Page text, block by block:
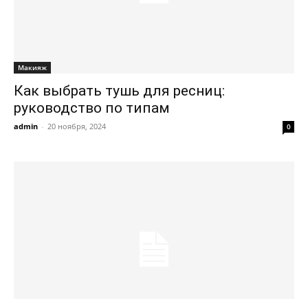
Макияж
Как выбрать тушь для ресниц:
руководство по типам
admin - 20 ноября, 2024 0